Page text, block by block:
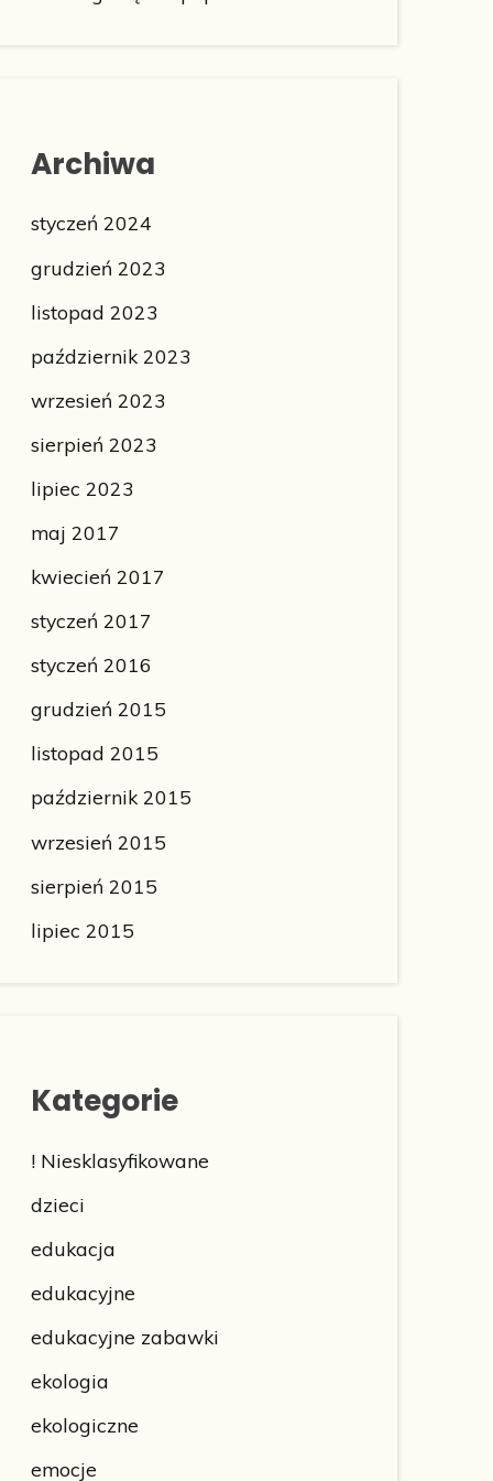
Archiwa
styczeń 2024
grudzień 2023
listopad 2023
październik 2023
wrzesień 2023
sierpień 2023
lipiec 2023
maj 2017
kwiecień 2017
styczeń 2017
styczeń 2016
grudzień 2015
listopad 2015
październik 2015
wrzesień 2015
sierpień 2015
lipiec 2015
Kategorie
! Niesklasyfikowane
dzieci
edukacja
edukacyjne
edukacyjne zabawki
ekologia
ekologiczne
emocje